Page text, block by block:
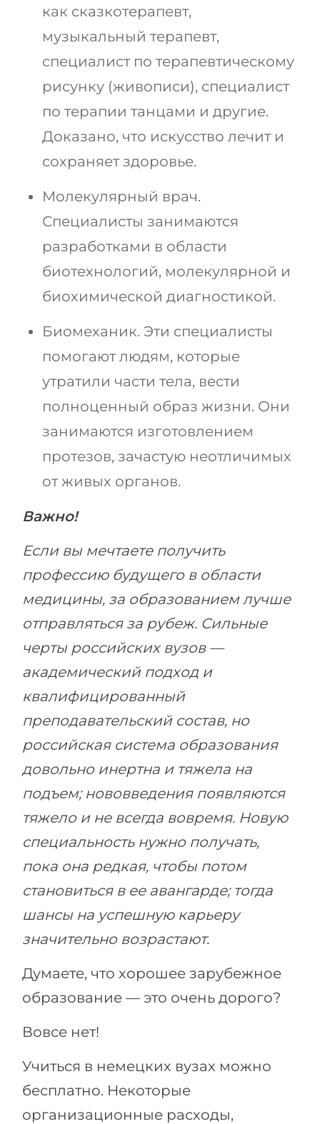
как сказкотерапевт,
музыкальный терапевт,
специалист по терапевтическому
рисунку (живописи), специалист
по терапии танцами и другие.
Доказано, что искусство лечит и
сохраняет здоровье.
Молекулярный врач.
Специалисты занимаются
разработками в области
биотехнологий, молекулярной и
биохимической диагностикой.
Биомеханик. Эти специалисты
помогают людям, которые
утратили части тела, вести
полноценный образ жизни. Они
занимаются изготовлением
протезов, зачастую неотличимых
от живых органов.
Важно!
Если вы мечтаете получить
профессию будущего в области
медицины, за образованием лучше
отправляться за рубеж. Сильные
черты российских вузов —
академический подход и
квалифицированный
преподавательский состав, но
российская система образования
довольно инертна и тяжела на
подъем; нововведения появляются
тяжело и не всегда вовремя. Новую
специальность нужно получать,
пока она редкая, чтобы потом
становиться в ее авангарде; тогда
шансы на успешную карьеру
значительно возрастают.
Думаете, что хорошее зарубежное
образование — это очень дорого?
Вовсе нет!
Учиться в немецких вузах можно
бесплатно. Некоторые
организационные расходы,